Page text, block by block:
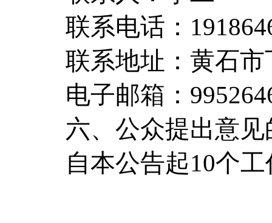
联系电话：
联系地址：黄石
电子邮箱：
六、公众提出意
自本公告起10个